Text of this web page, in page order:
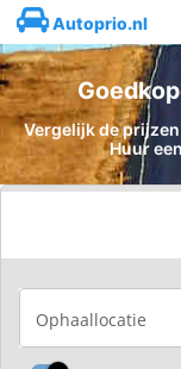
Autoprio.nl
Vergelijk de
Huur
Ophaallocatie